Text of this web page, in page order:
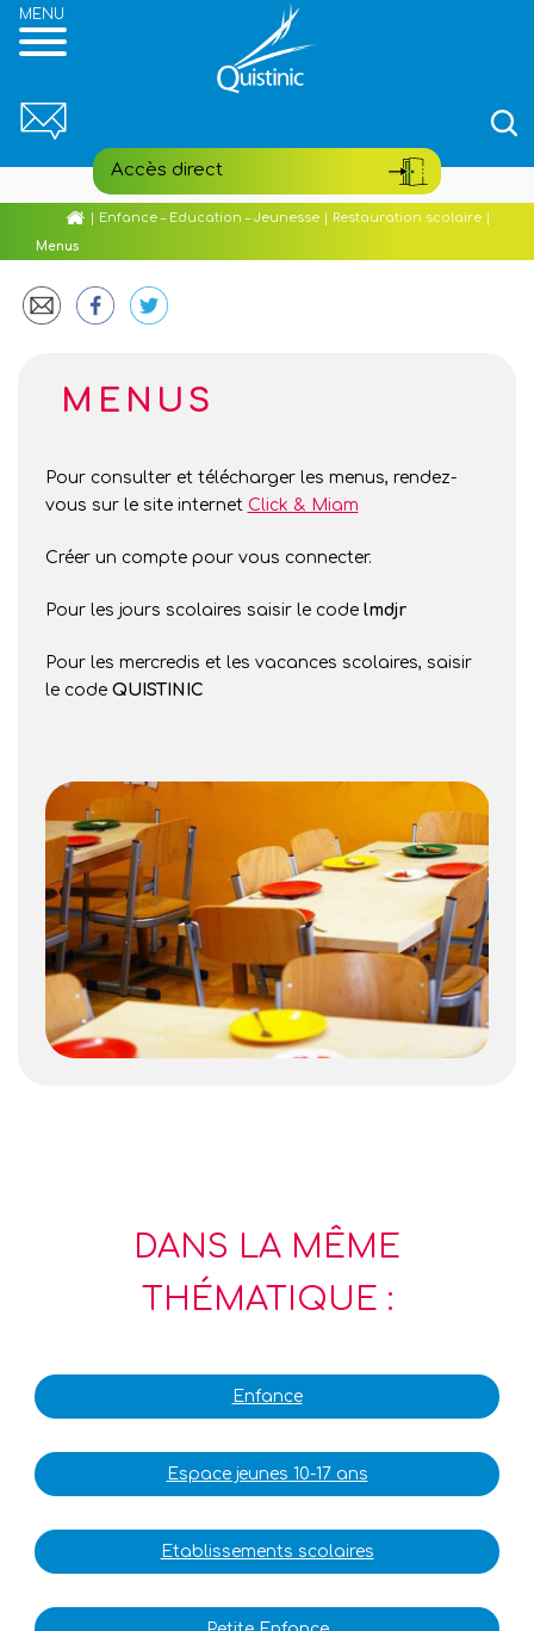
Accès direct
Etat civil
Hébergements
pour
:
principal
Accueil Enfance – Education – Jeunesse Restauration scolaire
Menus
MENUS
Pour consulter et télécharger les menus, rendez-
vous sur le site internet Click & Miam
Créer un compte pour vous connecter.
Pour les jours scolaires saisir le codelmdjr
Pour les mercredis et les vacances scolaires, saisir
le code QUISTINIC
DANS LA MÊME
THÉMATIQUE :
Enfance
Espace jeunes 10-17 ans
Etablissements scolaires